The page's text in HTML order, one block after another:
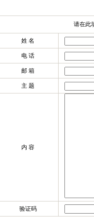
请在此
姓 名
电 话
邮 箱
主 题
内 容
验证码